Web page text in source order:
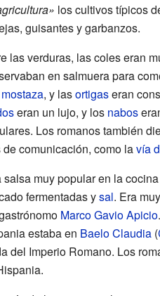
los cultivos típicos
guisantes y garbanzos.
las verduras, las coles eran
en salmuera para
mostaza, y lasortigaseran
eran un lujo, y los nabos
Los romanos también
de comunicación, como lavía
salsa muy popular en la
fermentadas ysal. Era
Marco Gavio Apicio
estaba en Baelo Claudia(
del Imperio Romano. Los